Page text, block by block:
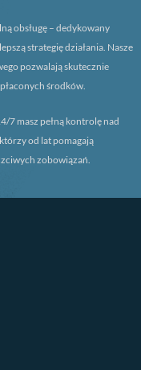
obsługę – dedykowany
strategię działania. Nasze
pozwalają skutecznie
środków.
7 masz pełną kontrolę nad
od lat pomagają
zobowiązań.